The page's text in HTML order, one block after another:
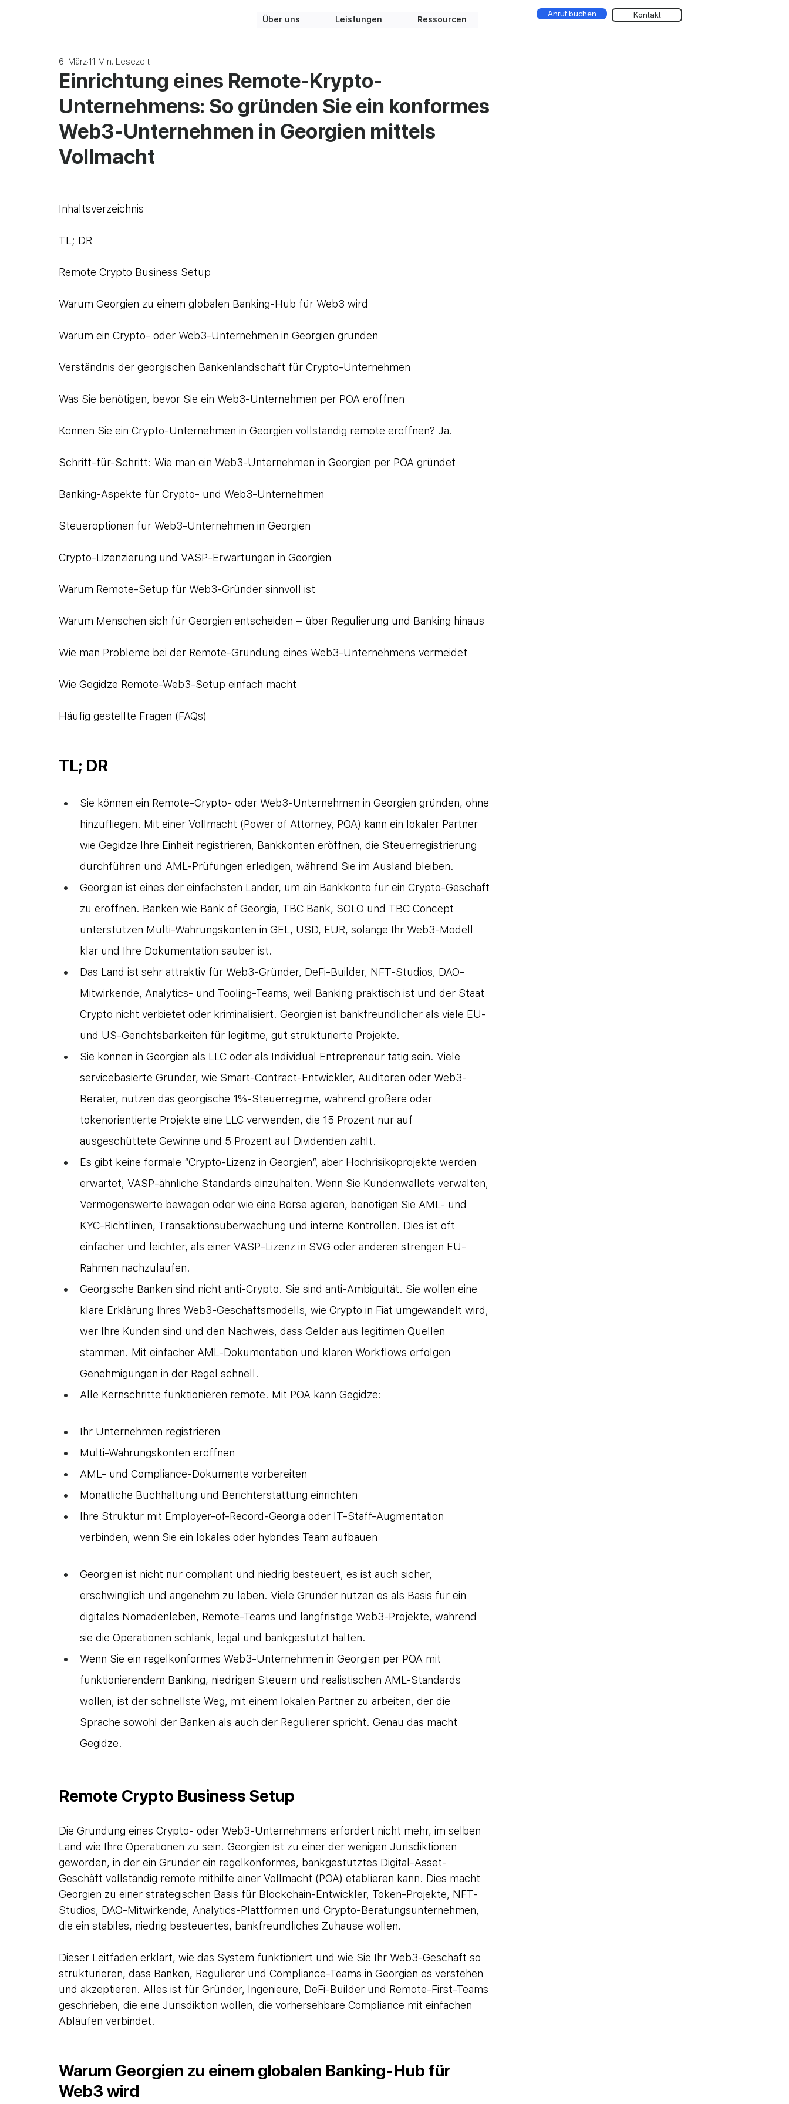
Über uns Leistungen Ressourcen
Anruf buchen Kontakt
Einrichtung eines Remote-Krypto-
Unternehmens: So gründen Sie ein konformes
Web3-Unternehmen in Georgien mittels
Vollmacht
6. März11 Min. Lesezeit
Inhaltsverzeichnis
TL; DR
Remote Crypto Business Setup
Warum Georgien zu einem globalen Banking-Hub für Web3 wird
Warum ein Crypto- oder Web3-Unternehmen in Georgien gründen
Verständnis der georgischen Bankenlandschaft für Crypto-Unternehmen
Was Sie benötigen, bevor Sie ein Web3-Unternehmen per POA eröffnen
Können Sie ein Crypto-Unternehmen in Georgien vollständig remote eröffnen? Ja.
Schritt-für-Schritt: Wie man ein Web3-Unternehmen in Georgien per POA gründet
Banking-Aspekte für Crypto- und Web3-Unternehmen
Steueroptionen für Web3-Unternehmen in Georgien
Crypto-Lizenzierung und VASP-Erwartungen in Georgien
Warum Remote-Setup für Web3-Gründer sinnvoll ist
Warum Menschen sich für Georgien entscheiden – über Regulierung und Banking hinaus
Wie man Probleme bei der Remote-Gründung eines Web3-Unternehmens vermeidet
Wie Gegidze Remote-Web3-Setup einfach macht
Häufig gestellte Fragen (FAQs)
TL; DR
Sie können ein Remote-Crypto- oder Web3-Unternehmen in Georgien gründen, ohne
hinzufliegen. Mit einer Vollmacht (Power of Attorney, POA) kann ein lokaler Partner
wie Gegidze Ihre Einheit registrieren, Bankkonten eröffnen, die Steuerregistrierung
durchführen und AML-Prüfungen erledigen, während Sie im Ausland bleiben.
Georgien ist eines der einfachsten Länder, um ein Bankkonto für ein Crypto-Geschäft
zu eröffnen. Banken wie Bank of Georgia, TBC Bank, SOLO und TBC Concept
unterstützen Multi-Währungskonten in GEL, USD, EUR, solange Ihr Web3-Modell
klar und Ihre Dokumentation sauber ist.
Das Land ist sehr attraktiv für Web3-Gründer, DeFi-Builder, NFT-Studios, DAO-
Mitwirkende, Analytics- und Tooling-Teams, weil Banking praktisch ist und der Staat
Crypto nicht verbietet oder kriminalisiert. Georgien ist bankfreundlicher als viele EU-
und US-Gerichtsbarkeiten für legitime, gut strukturierte Projekte.
Sie können in Georgien als LLC oder als Individual Entrepreneur tätig sein. Viele
servicebasierte Gründer, wie Smart-Contract-Entwickler, Auditoren oder Web3-
Berater, nutzen das georgische 1%-Steuerregime, während größere oder
tokenorientierte Projekte eine LLC verwenden, die 15 Prozent nur auf
ausgeschüttete Gewinne und 5 Prozent auf Dividenden zahlt.
Es gibt keine formale “Crypto-Lizenz in Georgien”, aber Hochrisikoprojekte werden
erwartet, VASP-ähnliche Standards einzuhalten. Wenn Sie Kundenwallets verwalten,
Vermögenswerte bewegen oder wie eine Börse agieren, benötigen Sie AML- und
KYC-Richtlinien, Transaktionsüberwachung und interne Kontrollen. Dies ist oft
einfacher und leichter, als einer VASP-Lizenz in SVG oder anderen strengen EU-
Rahmen nachzulaufen.
Georgische Banken sind nicht anti-Crypto. Sie sind anti-Ambiguität. Sie wollen eine
klare Erklärung Ihres Web3-Geschäftsmodells, wie Crypto in Fiat umgewandelt wird,
wer Ihre Kunden sind und den Nachweis, dass Gelder aus legitimen Quellen
stammen. Mit einfacher AML-Dokumentation und klaren Workflows erfolgen
Genehmigungen in der Regel schnell.
Alle Kernschritte funktionieren remote. Mit POA kann Gegidze:
Ihr Unternehmen registrieren
Multi-Währungskonten eröffnen
AML- und Compliance-Dokumente vorbereiten
Monatliche Buchhaltung und Berichterstattung einrichten
Ihre Struktur mit Employer-of-Record-Georgia oder IT-Staff-Augmentation
verbinden, wenn Sie ein lokales oder hybrides Team aufbauen
Georgien ist nicht nur compliant und niedrig besteuert, es ist auch sicher,
erschwinglich und angenehm zu leben. Viele Gründer nutzen es als Basis für ein
digitales Nomadenleben, Remote-Teams und langfristige Web3-Projekte, während
sie die Operationen schlank, legal und bankgestützt halten.
Wenn Sie ein regelkonformes Web3-Unternehmen in Georgien per POA mit
funktionierendem Banking, niedrigen Steuern und realistischen AML-Standards
wollen, ist der schnellste Weg, mit einem lokalen Partner zu arbeiten, der die
Sprache sowohl der Banken als auch der Regulierer spricht. Genau das macht
Gegidze.
Remote Crypto Business Setup
Die Gründung eines Crypto- oder Web3-Unternehmens erfordert nicht mehr, im selben
Land wie Ihre Operationen zu sein. Georgien ist zu einer der wenigen Jurisdiktionen
geworden, in der ein Gründer ein regelkonformes, bankgestütztes Digital-Asset-
Geschäft vollständig remote mithilfe einer Vollmacht (POA) etablieren kann. Dies macht
Georgien zu einer strategischen Basis für Blockchain-Entwickler, Token-Projekte, NFT-
Studios, DAO-Mitwirkende, Analytics-Plattformen und Crypto-Beratungsunternehmen,
die ein stabiles, niedrig besteuertes, bankfreundliches Zuhause wollen.
Dieser Leitfaden erklärt, wie das System funktioniert und wie Sie Ihr Web3-Geschäft so
strukturieren, dass Banken, Regulierer und Compliance-Teams in Georgien es verstehen
und akzeptieren. Alles ist für Gründer, Ingenieure, DeFi-Builder und Remote-First-Teams
geschrieben, die eine Jurisdiktion wollen, die vorhersehbare Compliance mit einfachen
Abläufen verbindet.
Warum Georgien zu einem globalen Banking-Hub für
Web3 wird